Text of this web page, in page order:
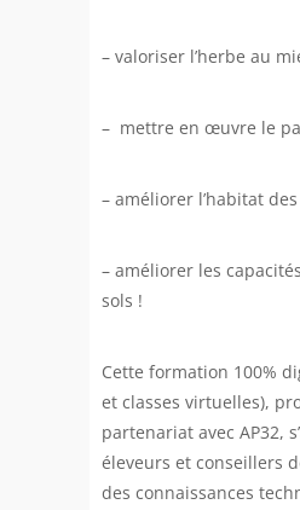
– valoriser l’herbe au
– mettre en œuvre le
– améliorer l’habitat
– améliorer les
sols !
Cette formation 100%
et classes virtuelles),
partenariat avec AP32,
éleveurs et conseillers
des connaissances